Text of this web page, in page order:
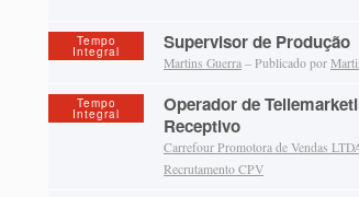
Tempo
Integral Supervisor de Produção
Martins Guerra – Publicado por
Tempo
Integral
Operador de
Receptivo
Carrefour Promotora de Vendas
Recrutamento CPV